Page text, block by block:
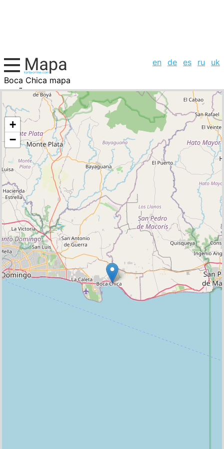
en de es ru
uk
Boca Chica mapa
RepÃºblica Dominicana, la lista de ciudades
+
−